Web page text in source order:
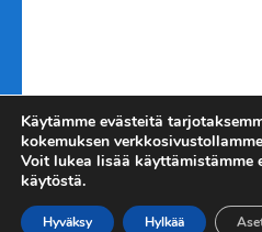
Kotiseutu-uutiset.comCopyright ©
Käytämme evästeitä
kokemuksen
Voit lukea lisää käyttämistämme
käytöstä.
Hyväksy Hylkää